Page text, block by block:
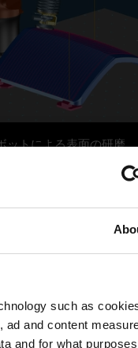
such as
and content
and for what
ットによる表面の研磨
ングセンタの場合
搭載されたバーチ
確認することがで
の設定に続いて、
ンテリジェントなNC
す。さらに、 ロボッ